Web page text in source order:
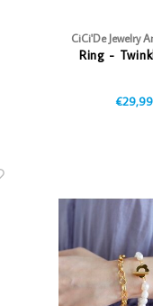
CiCi'De Jewelry
Ring -
€29,99